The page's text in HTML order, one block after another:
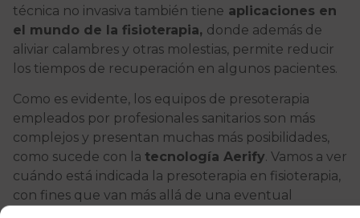
técnica no invasiva también tiene aplicaciones en
el mundo de la fisioterapia, donde además de
aliviar calambres y otras molestias, permite reducir
los tiempos de recuperación en algunos pacientes.
Como es evidente, los equipos de presoterapia
empleados por profesionales sanitarios son más
complejos y presentan muchas más posibilidades,
como sucede con la tecnología Aerify. Vamos a ver
cuándo está indicada la presoterapia en fisioterapia,
con fines que van más allá de una eventual